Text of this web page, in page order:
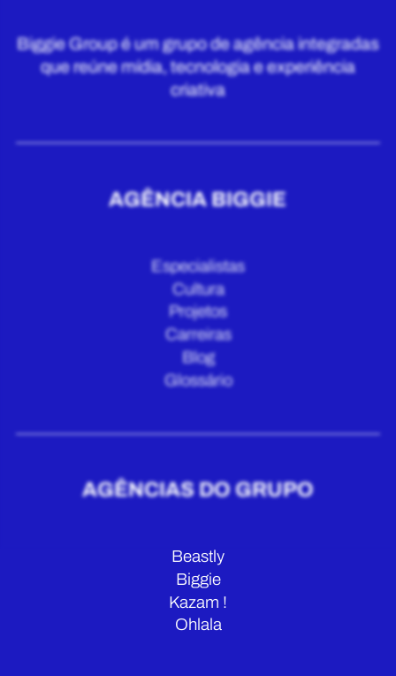
Biggie Group é um grupo de agência integradas
que reúne mídia, tecnologia e experiência
criativa
AGÊNCIA BIGGIE
Especialistas
Cultura
Projetos
Carreiras
Blog
Glossário
AGÊNCIAS DO GRUPO
Beastly
Biggie
Kazam !
Ohlala